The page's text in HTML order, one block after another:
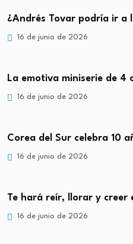
¿Andrés Tovar podría ir a
16 de junio de 2026
La emotiva miniserie de 4
16 de junio de 2026
Corea del Sur celebra 10
16 de junio de 2026
Te hará reír, llorar y creer
16 de junio de 2026